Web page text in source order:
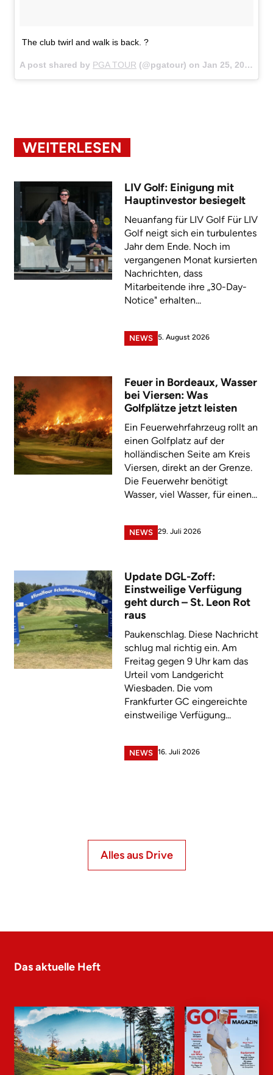
The club twirl and walk is back. ?
A post shared by PGA TOUR (@pgatour) on Jan 25, 2018 at 1:49pm PST
WEITERLESEN
LIV Golf: Einigung mit
Hauptinvestor besiegelt
Neuanfang für LIV Golf Für LIV
Golf neigt sich ein turbulentes
Jahr dem Ende. Noch im
vergangenen Monat kursierten
Nachrichten, dass
Mitarbeitende ihre „30-Day-
Notice" erhalten...
NEWS 5. August 2026
Feuer in Bordeaux, Wasser
bei Viersen: Was
Golfplätze jetzt leisten
Ein Feuerwehrfahrzeug rollt an
einen Golfplatz auf der
holländischen Seite am Kreis
Viersen, direkt an der Grenze.
Die Feuerwehr benötigt
Wasser, viel Wasser, für einen...
NEWS 29. Juli 2026
Update DGL-Zoff:
Einstweilige Verfügung
geht durch – St. Leon Rot
raus
Paukenschlag. Diese Nachricht
schlug mal richtig ein. Am
Freitag gegen 9 Uhr kam das
Urteil vom Landgericht
Wiesbaden. Die vom
Frankfurter GC eingereichte
einstweilige Verfügung...
NEWS 16. Juli 2026
Alles aus Drive
Das aktuelle Heft